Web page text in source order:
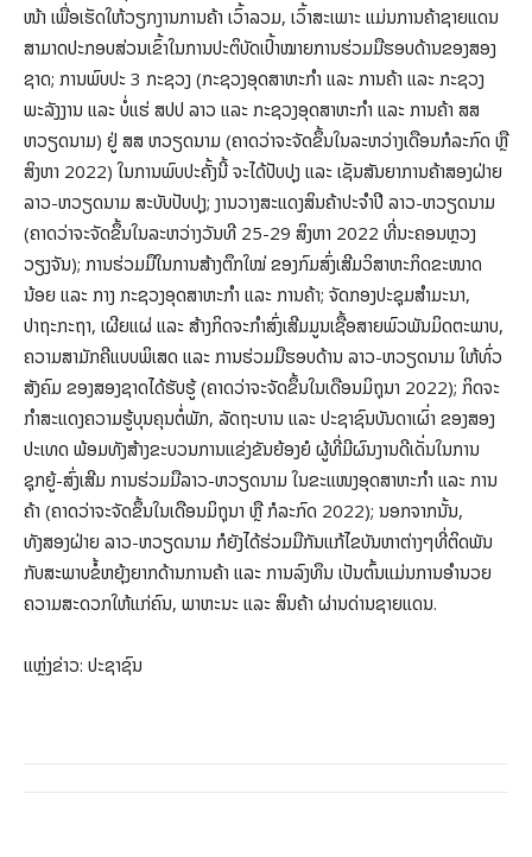
ໜ້າ ເພື່ອເຮັດໃຫ້ວຽກງານການຄ້າ ເວົ້າລວມ, ເວົ້າສະເພາະ ແມ່ນການຄ້າຊາຍແດນ
ສາມາດປະກອບສ່ວນເຂົ້າໃນການປະຕິບັດເປົ້າໝາຍການຮ່ວມມືຮອບດ້ານຂອງສອງ
ຊາດ; ການພົບປະ 3 ກະຊວງ (ກະຊວງອຸດສາຫະກໍາ ແລະ ການຄ້າ ແລະ ກະຊວງ
ພະລັງງານ ແລະ ບໍ່ແຮ່ ສປປ ລາວ ແລະ ກະຊວງອຸດສາຫະກໍາ ແລະ ການຄ້າ ສສ
ຫວຽດນາມ) ຢູ່ ສສ ຫວຽດນາມ (ຄາດວ່າຈະຈັດຂຶ້ນໃນລະຫວ່າງເດືອນກໍລະກົດ ຫຼື
ສິງຫາ 2022) ໃນການພົບປະຄັ້ງນີ້ ຈະໄດ້ປັບປຸງ ແລະ ເຊັນສັນຍາການຄ້າສອງຝ່າຍ
ລາວ-ຫວຽດນາມ ສະບັບປັບປຸງ; ງານວາງສະແດງສິນຄ້າປະຈໍາປີ ລາວ-ຫວຽດນາມ
(ຄາດວ່າຈະຈັດຂຶ້ນໃນລະຫວ່າງວັນທີ 25-29 ສິງຫາ 2022 ທີ່ນະຄອນຫຼວງ
ວຽງຈັນ); ການຮ່ວມມືໃນການສ້າງຕຶກໃໝ່ ຂອງກົມສົ່ງເສີມວິສາຫະກິດຂະໜາດ
ນ້ອຍ ແລະ ກາງ ກະຊວງອຸດສາຫະກໍາ ແລະ ການຄ້າ; ຈັດກອງປະຊຸມສໍາມະນາ,
ປາຖະກະຖາ, ເຜີຍແຜ່ ແລະ ສ້າງກິດຈະກໍາສົ່ງເສີມມູນເຊື້ອສາຍພົວພັນມິດຕະພາບ,
ຄວາມສາມັກຄີແບບພິເສດ ແລະ ການຮ່ວມມືຮອບດ້ານ ລາວ-ຫວຽດນາມ ໃຫ້ທົ່ວ
ສັງຄົມ ຂອງສອງຊາດໄດ້ຮັບຮູ້ (ຄາດວ່າຈະຈັດຂຶ້ນໃນເດືອນມິຖຸນາ 2022); ກິດຈະ
ກໍາສະແດງຄວາມຮູ້ບຸນຄຸນຕໍ່ພັກ, ລັດຖະບານ ແລະ ປະຊາຊົນບັນດາເຜົ່າ ຂອງສອງ
ປະເທດ ພ້ອມທັງສ້າງຂະບວນການແຂ່ງຂັນຍ້ອງຍໍ ຜູ້ທີ່ມີຜົນງານດີເດັ່ນໃນການ
ຊຸກຍູ້-ສົ່ງເສີມ ການຮ່ວມມືລາວ-ຫວຽດນາມ ໃນຂະແໜງອຸດສາຫະກໍາ ແລະ ການ
ຄ້າ (ຄາດວ່າຈະຈັດຂຶ້ນໃນເດືອນມິຖຸນາ ຫຼື ກໍລະກົດ 2022); ນອກຈາກນັ້ນ,
ທັງສອງຝ່າຍ ລາວ-ຫວຽດນາມ ກໍຍັງໄດ້ຮ່ວມມືກັນແກ້ໄຂບັນຫາຕ່າງໆທີ່ຕິດພັນ
ກັບສະພາບຂໍ້ຫຍຸ້ງຍາກດ້ານການຄ້າ ແລະ ການລົງທຶນ ເປັນຕົ້ນແມ່ນການອໍານວຍ
ຄວາມສະດວກໃຫ້ແກ່ຄົນ, ພາຫະນະ ແລະ ສິນຄ້າ ຜ່ານດ່ານຊາຍແດນ.
ແຫຼ່ງຂ່າວ: ປະຊາຊົນ